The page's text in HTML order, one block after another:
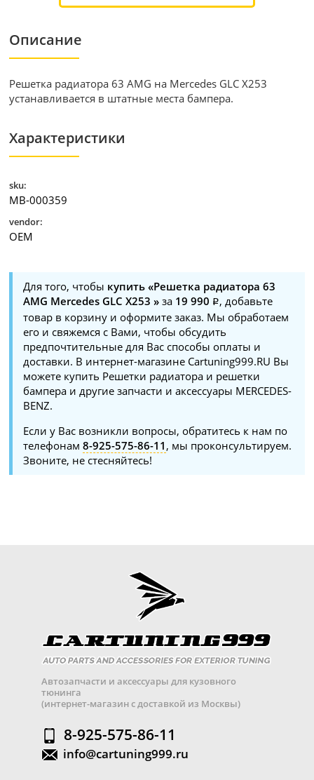
Описание
Решетка радиатора 63 AMG на Mercedes GLC X253
устанавливается в штатные места бампера.
Характеристики
sku:
MB-000359
vendor:
OEM
Для того, чтобы купить «Решетка радиатора 63
AMG Mercedes GLC X253 » за 19 990
, добавьте
товар в корзину и оформите заказ. Мы обработаем
его и свяжемся с Вами, чтобы обсудить
предпочтительные для Вас способы оплаты и
доставки. В интернет-магазине Cartuning999.RU Вы
можете купить Решетки радиатора и решетки
бампера и другие запчасти и аксессуары MERCEDES-
BENZ.
Если у Вас возникли вопросы, обратитесь к нам по
телефонам8-925-575-86-11 , мы проконсультируем.
Звоните, не стесняйтесь!
Автозапчасти и аксессуары для кузовного
тюнинга
(интернет-магазин с доставкой из Москвы)
8-925-575-86-11
info@cartuning999.ru